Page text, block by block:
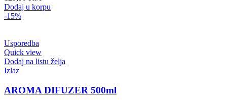
Dodaj u korpu
-15%
Usporedba
Quick view
Dodaj na listu želja
Izlaz
AROMA DIFUZER 500ml